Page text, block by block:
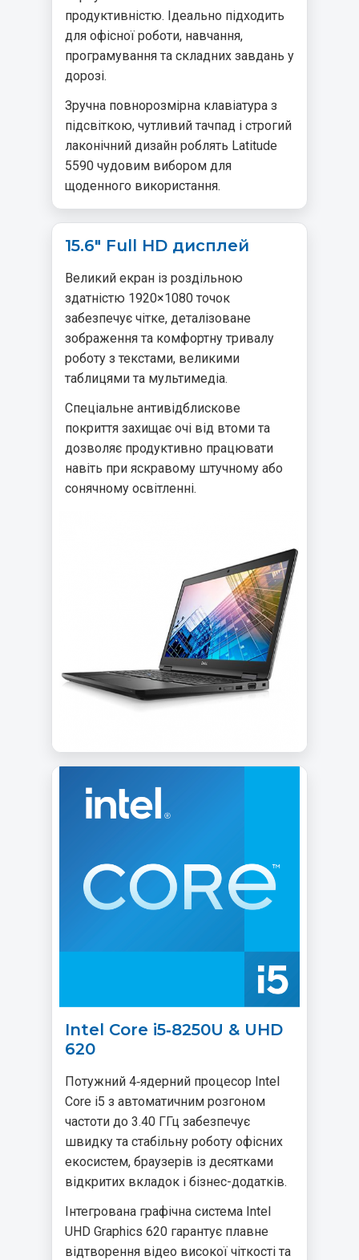
продуктивністю. Ідеально підходить
для офісної роботи, навчання,
програмування та складних завдань у
дорозі.
Зручна повнорозмірна клавіатура з
підсвіткою, чутливий тачпад і строгий
лаконічний дизайн роблять Latitude
5590 чудовим вибором для
щоденного використання.
15.6" Full HD дисплей
Великий екран із роздільною
здатністю 1920×1080 точок
забезпечує чітке, деталізоване
зображення та комфортну тривалу
роботу з текстами, великими
таблицями та мультимедіа.
Спеціальне антивідблискове
покриття захищає очі від втоми та
дозволяє продуктивно працювати
навіть при яскравому штучному або
сонячному освітленні.
Intel Core i5‑8250U & UHD
620
Потужний 4‑ядерний процесор Intel
Core i5 з автоматичним розгоном
частоти до 3.40 ГГц забезпечує
швидку та стабільну роботу офісних
екосистем, браузерів із десятками
відкритих вкладок і бізнес-додатків.
Інтегрована графічна система Intel
UHD Graphics 620 гарантує плавне
відтворення відео високої чіткості та